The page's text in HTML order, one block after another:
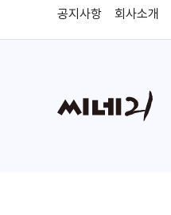
공지사항 회사소개